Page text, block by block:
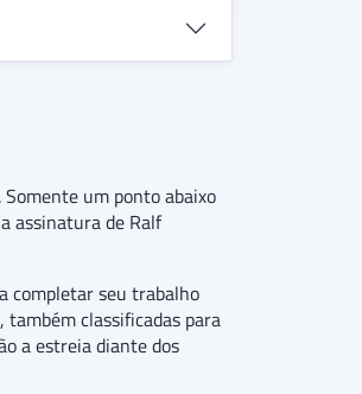
um ponto abaixo
assinatura de Ralf
completar seu trabalho
classificadas para
a estreia diante dos